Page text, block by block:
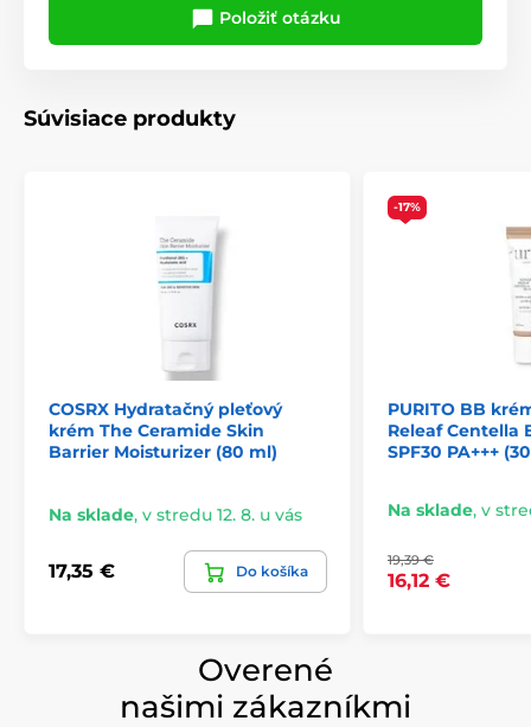
Položiť otázku
Súvisiace produkty
COSRX Hydratačný pleťový
krém The Ceramide Skin
Barrier Moisturizer (80 ml)
Na sklade, v stredu 12. 8. u vás
17,35 € Do košíka
-17%
PURITO BB
Releaf Centella
SPF30 PA+++
Na sklade, v
19,39 €
16,12 €
Overené
našimi zákazníkmi